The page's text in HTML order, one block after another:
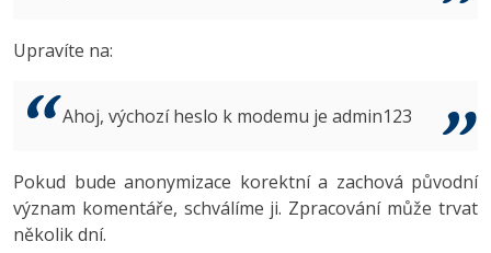
Best practices
Copywriter
WordPress specialista
Algoritmy -41%
Umělá inteligence (AI) -10%
Windows
Fórum
Upravíte na:
Ahoj, výchozí heslo k modemu je admin123
Pokud bude anonymizace korektní a zachová původní
význam komentáře, schválíme ji. Zpracování může trvat
několik dní.